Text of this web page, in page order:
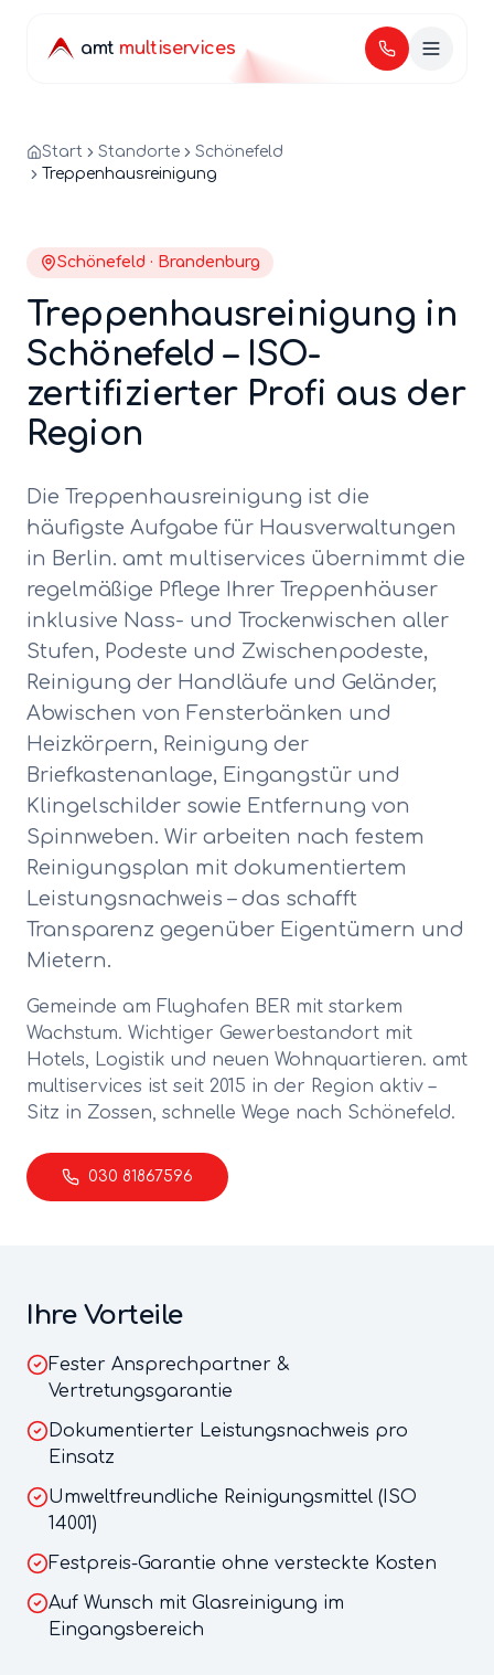
amt multiservices
Start Standorte
Schönefeld
Treppenhausreinigung
Schönefeld · Brandenburg
Treppenhausreinigung in
Schönefeld – ISO-
zertifizierter Profi aus der
Region
Die Treppenhausreinigung ist die
häufigste Aufgabe für Hausverwaltungen
in Berlin. amt multiservices übernimmt die
regelmäßige Pflege Ihrer Treppenhäuser
inklusive Nass- und Trockenwischen aller
Stufen, Podeste und Zwischenpodeste,
Reinigung der Handläufe und Geländer,
Abwischen von Fensterbänken und
Heizkörpern, Reinigung der
Briefkastenanlage, Eingangstür und
Klingelschilder sowie Entfernung von
Spinnweben. Wir arbeiten nach festem
Reinigungsplan mit dokumentiertem
Leistungsnachweis – das schafft
Transparenz gegenüber Eigentümern und
Mietern.
Gemeinde am Flughafen BER mit starkem
Wachstum. Wichtiger Gewerbestandort mit
Hotels, Logistik und neuen Wohnquartieren. amt
multiservices ist seit 2015 in der Region aktiv –
Sitz in Zossen, schnelle Wege nach Schönefeld.
030 81867596
Ihre Vorteile
Fester Ansprechpartner &
Vertretungsgarantie
Dokumentierter Leistungsnachweis pro
Einsatz
Umweltfreundliche Reinigungsmittel (ISO
14001)
Festpreis-Garantie ohne versteckte Kosten
Auf Wunsch mit Glasreinigung im
Eingangsbereich